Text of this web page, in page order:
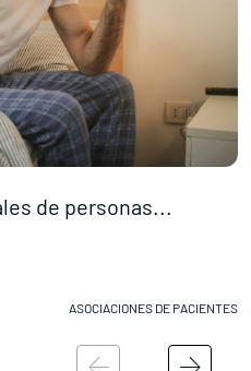
de personas...
ASOCIACIONES DE PACIENTES